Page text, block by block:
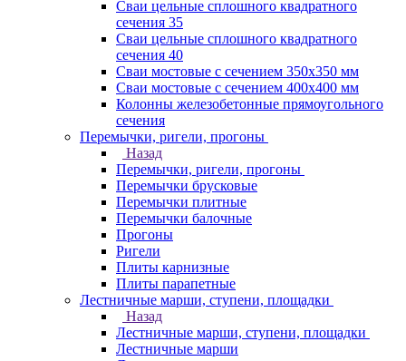
Сваи цельные сплошного квадратного
сечения 35
Сваи цельные сплошного квадратного
сечения 40
Сваи мостовые с сечением 350х350 мм
Сваи мостовые с сечением 400х400 мм
Колонны железобетонные прямоугольного
сечения
Перемычки, ригели, прогоны
Назад
Перемычки, ригели, прогоны
Перемычки брусковые
Перемычки плитные
Перемычки балочные
Прогоны
Ригели
Плиты карнизные
Плиты парапетные
Лестничные марши, ступени, площадки
Назад
Лестничные марши, ступени, площадки
Лестничные марши